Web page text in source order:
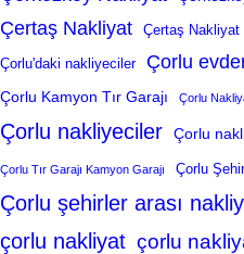
Çertaş Nakliyat Çertaş Nakliyat
Çorlu'daki nakliyeciler Çorlu
Çorlu Kamyon Tır Garajı Çorlu
Çorlu nakliyeciler Çorlu
Çorlu Tır Garajı Kamyon Garajı Çorlu
Çorlu şehirler arası
çorlu nakliyat çorlu